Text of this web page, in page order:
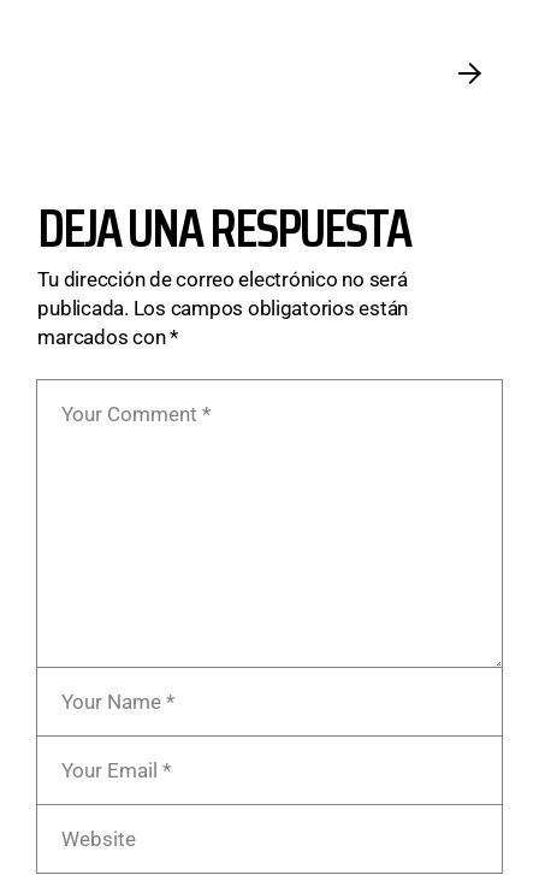
DEJA UNA RESPUESTA
Tu dirección de correo electrónico no será
publicada. Los campos obligatorios están
marcados con*